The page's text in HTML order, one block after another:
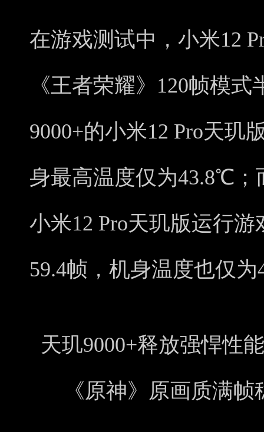
在游戏测试中，小米12
《王者荣耀》120帧模
9000+的小米12 Pro天玑
身最高温度仅为43.8℃；
小米12 Pro天玑版运行
59.4帧，机身温度也仅
天玑9000+释放强悍性
《原神》原画质满